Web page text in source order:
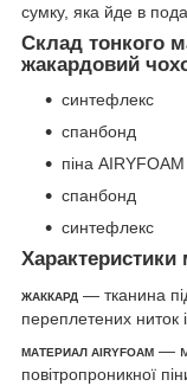
сумку, яка йде в
Склад тонкого
жакардовий
синтефлекс
спанбонд
піна
спанбонд
синтефлекс
Характеристики
ЖАККАРД — тканина
переплетених ниток
МАТЕРИАЛ AIRYFOAM —
повітропроникної